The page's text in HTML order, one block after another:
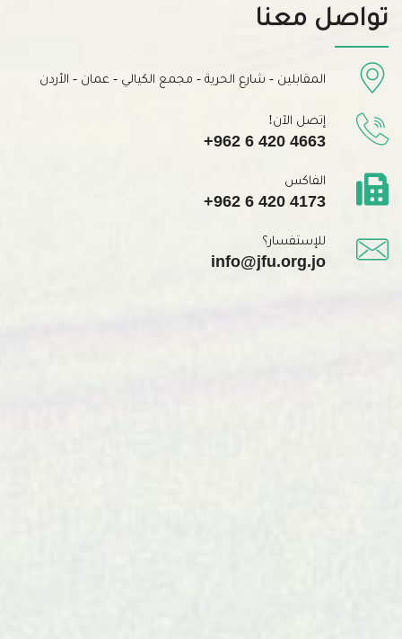
تواصل معنا
المقابلين - شارع الحرية - مجمع الكيالي - عمان - الأردن
إتصل الآن!
+962 6 420 4663
الفاكس
+962 6 420 4173
للإستفسار؟
info@jfu.org.jo